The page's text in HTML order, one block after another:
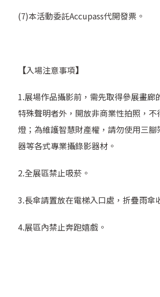
(7)本活動委託Accupass代開發票。
【入場注意事項】
1.展場作品攝影前，需先取得參展畫廊
特殊聲明者外，開放非商業性拍照，
燈；為維護智慧財產權，請勿使用三腳
器等各式專業攝錄影器材。
2.全展區禁止吸菸。
3.長傘請置放在電梯入口處，折疊雨傘
4.展區內禁止奔跑嬉戲。